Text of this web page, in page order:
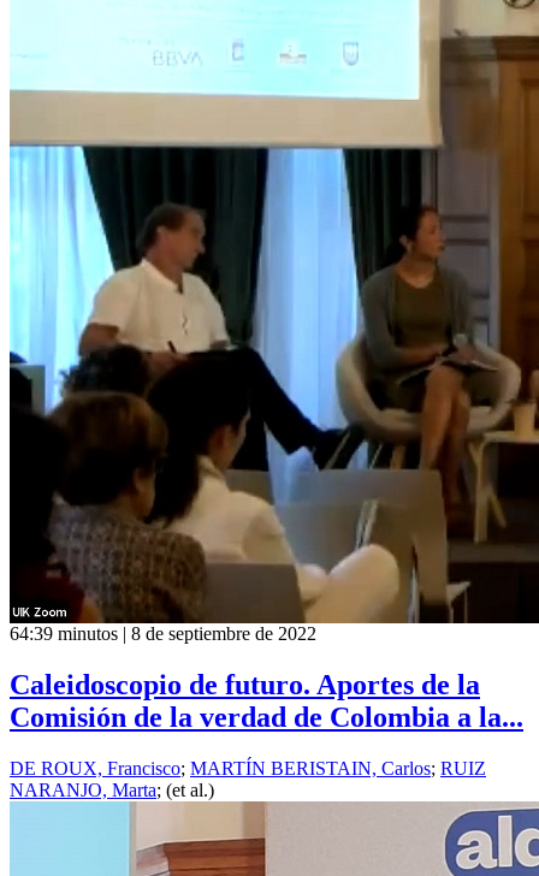
64:39 minutos | 8 de septiembre de 2022
Caleidoscopio de futuro. Aportes de la
Comisión de la verdad de Colombia a la...
DE ROUX, Francisco; MARTÍN BERISTAIN, Carlos; RUIZ
NARANJO, Marta; (et al.)